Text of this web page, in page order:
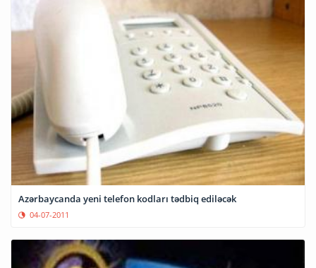
Azərbaycanda yeni telefon kodları tədbiq ediləcək
04-07-2011